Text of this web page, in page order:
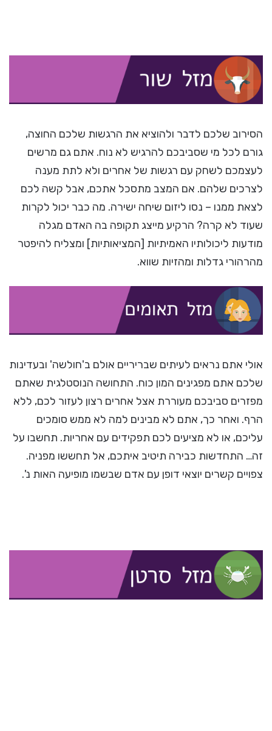
הסירוב שלכם לדבר ולהוציא את הרגשות שלכם החוצה,
גורם לכל מי שסביבכם להרגיש לא נוח. אתם גם מרשים
לעצמכם לשחק עם רגשות של אחרים ולא לתת מענה
לצרכים שלהם. אם המצב מתסכל אתכם, אבל קשה לכם
לצאת ממנו – נסו ליזום שיחה ישירה. מה כבר יכול לקרות
שעוד לא קרה? הרקיע מייצג תקופה בה האדם מגלה
מודעות ליכולותיו האמיתיות [המציאותיות] ומצליח להיפטר
מהרהורי גדלות ומהזיות שווא.
אולי אתם נראים לעיתים שבריריים אולם ב'חולשה' ובעדינות
שלכם אתם מפגינים המון כוח. התחושה הנוסטלגית שאתם
מפזרים סביבכם מעוררת אצל אחרים רצון לעזור לכם, ללא
הרף. ואחר כך, אתם לא מבינים למה לא ממש סומכים
עליכם, או לא מציעים לכם תפקידים עם אחריות. תחשבו על
זה… התחדשות כבירה תיטיב איתכם, אל תחששו מפניה.
צפויים קשרים יוצאי דופן עם אדם שבשמו מופיעה האות נ'.